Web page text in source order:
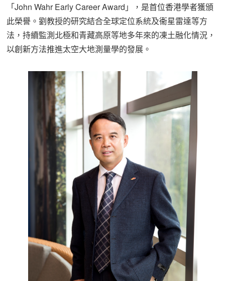
「John Wahr Early Career Award」，是首位香港學者獲頒
此榮譽。劉教授的研究結合全球定位系統及衞星雷達等方
法，持續監測北極和青藏高原等地多年來的凍土融化情況，
以創新方法推進太空大地測量學的發展。